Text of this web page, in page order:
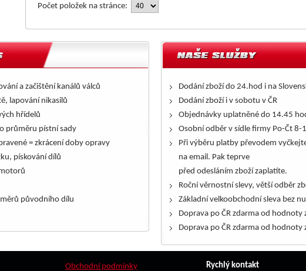
Počet položek na stránce:
a začištění kanálů válců
lapování nikasilů
hřídelů
průměru pístní sady
= zkrácení doby opravy
pískování dílů
původního dílu
Dodání zboží do 24.hod i na
Dodání zboží i v sobotu v ČR
Objednávky uplatněné do 14.45
Osobní odběr v sídle firmy Po-Čt 8-
Při výběru platby převodem
na email. Pak teprve
před odesláním zboží zaplatíte.
Roční věrnostní slevy, větší odběr
Základní velkoobchodní sleva bez
Doprava po ČR zdarma od
Doprava po ČR zdarma od
Rychlý kontakt
Obchodní podmínky